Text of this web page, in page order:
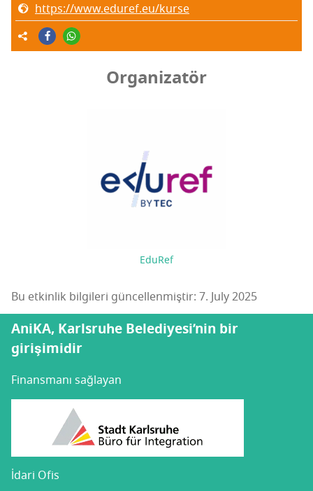
https://www.eduref.eu/kurse
Organizatör
EduRef
Bu etkinlik bilgileri güncellenmiştir: 7. July 2025
AniKA, Karlsruhe Belediyesi’nin bir
girişimidir
Finansmanı sağlayan
İdari Ofis